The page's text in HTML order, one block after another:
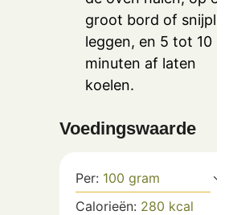
groot bord of
leggen, en 5 tot 10
minuten af laten
koelen.
Voedingswaarde
Per: 100 gram
Calorieën: 280 kcal